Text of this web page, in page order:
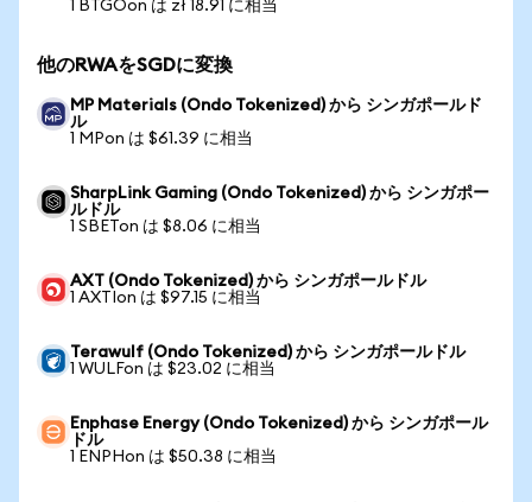
1 BTGOon は zł 18.91 に相当
他のRWAをSGDに変換
MP Materials (Ondo Tokenized) から シンガポールド
ル
1 MPon は $61.39 に相当
SharpLink Gaming (Ondo Tokenized) から シンガポー
ルドル
1 SBETon は $8.06 に相当
AXT (Ondo Tokenized) から シンガポールドル
1 AXTIon は $97.15 に相当
Terawulf (Ondo Tokenized) から シンガポールドル
1 WULFon は $23.02 に相当
Enphase Energy (Ondo Tokenized) から シンガポール
ドル
1 ENPHon は $50.38 に相当